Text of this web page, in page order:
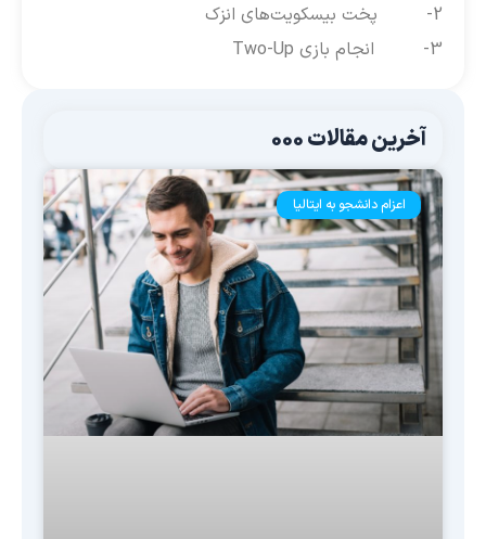
2- پخت بیسکویت‌های انزک
3- انجام بازی Two-Up
آخرین مقالات 000
اعزام دانشجو به ایتالیا